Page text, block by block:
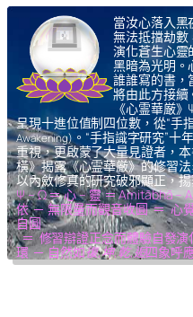
當汝心落入黑
無法抵擋劫數
演化蒼生心靈
黑暗為光明。
誰誰寫的書，
將由此方接續
《心霊華厳
呈現十進位值制四位數，從“手
Awakening) 。“手指識字研究”十
重視，更啟蒙了大量見證者，
橫》揭露《心霊華厳》的修習
以內斂修真的研究破邪顯正，
Ψ – Ω ＝ 心 – 靈 ＝ Amitābhā –
依 ─ 無限量而觀音收圓 ＝ 心覺
自圓
＝ 修習辯證正念而體驗自發演
環 ─ 自然如復,坤,乾,逅四象呼